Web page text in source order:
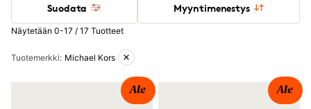
Suodata Myyntimenestys
Näytetään 0-17 / 17 Tuotteet
Aktiiviset suodattimet
Tuotemerkki: Michael Kors
Ale Ale